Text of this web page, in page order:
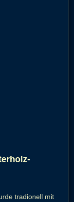
tradionell mit